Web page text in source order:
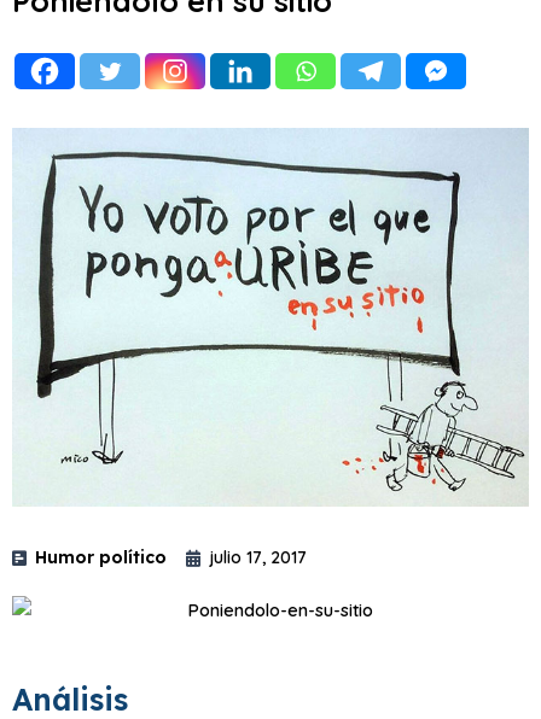
Humor político julio 17, 2017
Análisis